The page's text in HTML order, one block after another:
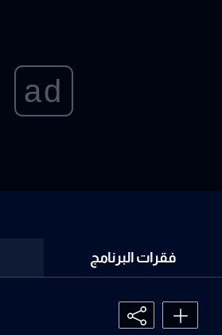
ad
فقرات البرنامج